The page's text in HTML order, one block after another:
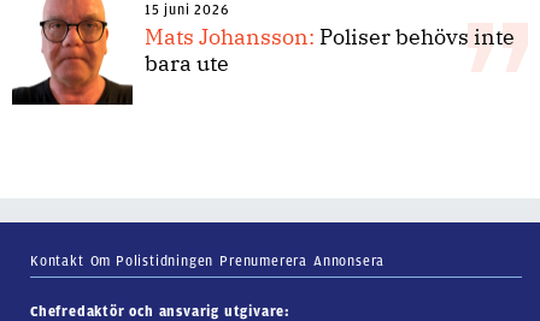
15 juni 2026
Mats Johansson: Poliser behövs inte
bara ute
Kontakt Om Polistidningen Prenumerera Annonsera
Chefredaktör och ansvarig utgivare: